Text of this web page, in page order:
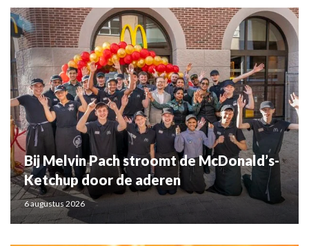
Bij Melvin Pach stroomt de McDonald’s-
Ketchup door de aderen
6 augustus 2026